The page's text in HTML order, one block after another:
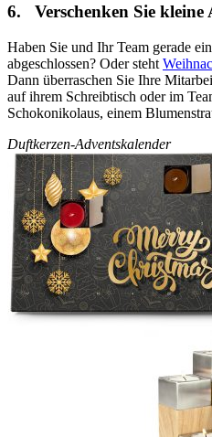
6. Verschenken Sie kleine
Haben Sie und Ihr Team gerade
abgeschlossen? Oder steht
Dann überraschen Sie Ihre
auf ihrem Schreibtisch oder im
Schokonikolaus, einem
Duftkerzen-Adventskalender